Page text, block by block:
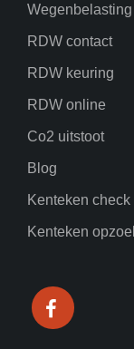
Wegenbelasting
RDW contact
RDW keuring
RDW online
Co2 uitstoot
Blog
Kenteken
Kenteken